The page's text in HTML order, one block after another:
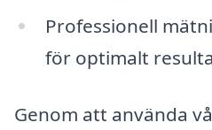
Professionell
för optimalt
Genom att använda